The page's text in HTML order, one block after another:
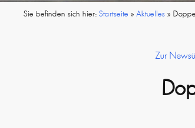
Sie befinden sich hier:Startseite »Aktuelles »
Zur